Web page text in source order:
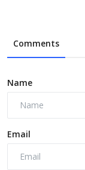
Comments
Name
Email